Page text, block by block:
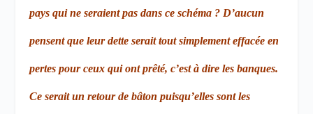
pays qui ne seraient pas dans ce schéma ? D’aucun
pensent que leur dette serait tout simplement effacée en
pertes pour ceux qui ont prêté, c’est à dire les banques.
Ce serait un retour de bâton puisqu’elles sont les